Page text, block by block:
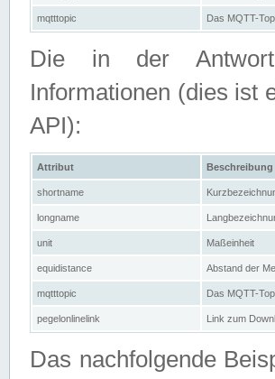
mqtttopic Das MQTT-
Die in der Antwort
Informationen (dies ist
API):
Attribut Beschreibung
shortname
longname
unit Maßeinheit
equidistance Abstand der
mqtttopic Das MQTT-
pegelonlinelink Link zum
Das nachfolgende